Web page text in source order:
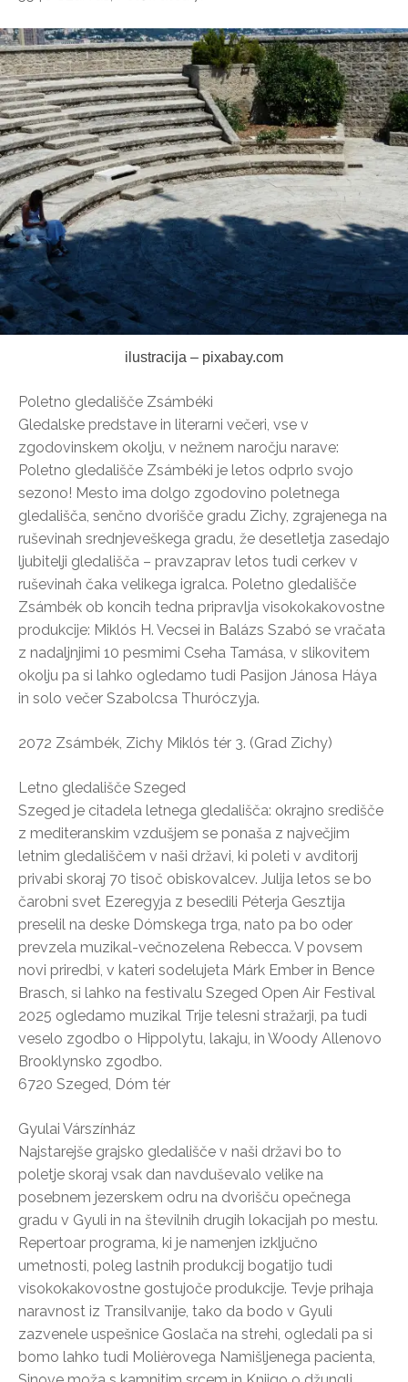
ilustracija – pixabay.com
Poletno gledališče Zsámbéki
Gledalske predstave in literarni večeri, vse v
zgodovinskem okolju, v nežnem naročju narave:
Poletno gledališče Zsámbéki je letos odprlo svojo
sezono! Mesto ima dolgo zgodovino poletnega
gledališča, senčno dvorišče gradu Zichy, zgrajenega na
ruševinah srednjeveškega gradu, že desetletja zasedajo
ljubitelji gledališča – pravzaprav letos tudi cerkev v
ruševinah čaka velikega igralca. Poletno gledališče
Zsámbék ob koncih tedna pripravlja visokokakovostne
produkcije: Miklós H. Vecsei in Balázs Szabó se vračata
z nadaljnjimi 10 pesmimi Cseha Tamása, v slikovitem
okolju pa si lahko ogledamo tudi Pasijon Jánosa Háya
in solo večer Szabolcsa Thuróczyja.
2072 Zsámbék, Zichy Miklós tér 3. (Grad Zichy)
Letno gledališče Szeged
Szeged je citadela letnega gledališča: okrajno središče
z mediteranskim vzdušjem se ponaša z največjim
letnim gledališčem v naši državi, ki poleti v avditorij
privabi skoraj 70 tisoč obiskovalcev. Julija letos se bo
čarobni svet Ezeregyja z besedili Péterja Gesztija
preselil na deske Dómskega trga, nato pa bo oder
prevzela muzikal-večnozelena Rebecca. V povsem
novi priredbi, v kateri sodelujeta Márk Ember in Bence
Brasch, si lahko na festivalu Szeged Open Air Festival
2025 ogledamo muzikal Trije telesni stražarji, pa tudi
veselo zgodbo o Hippolytu, lakaju, in Woody Allenovo
Brooklynsko zgodbo.
6720 Szeged, Dóm tér
Gyulai Várszínház
Najstarejše grajsko gledališče v naši državi bo to
poletje skoraj vsak dan navduševalo velike na
posebnem jezerskem odru na dvorišču opečnega
gradu v Gyuli in na številnih drugih lokacijah po mestu.
Repertoar programa, ki je namenjen izključno
umetnosti, poleg lastnih produkcij bogatijo tudi
visokokakovostne gostujoče produkcije. Tevje prihaja
naravnost iz Transilvanije, tako da bodo v Gyuli
zazvenele uspešnice Goslača na strehi, ogledali pa si
bomo lahko tudi Molièrovega Namišljenega pacienta,